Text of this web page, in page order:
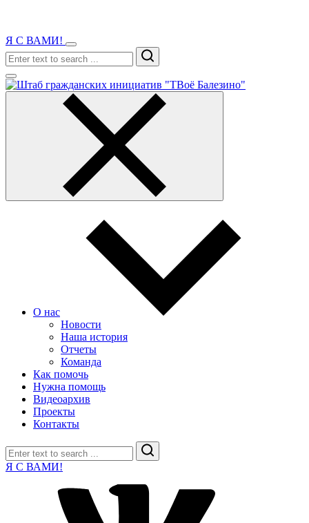
Я С ВАМИ!
Search
О нас
Новости
Наша история
Отчеты
Команда
Как помочь
Нужна помощь
Видеоархив
Проекты
Контакты
Search
Я С ВАМИ!